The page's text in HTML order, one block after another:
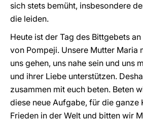
sich stets bemüht, insbesondere
die leiden.
Heute ist der Tag des Bittgebets
von Pompeji. Unsere Mutter Maria
uns gehen, uns nahe sein und uns
und ihrer Liebe unterstützen.
zusammen mit euch beten. Beten
diese neue Aufgabe, für die ganze
Frieden in der Welt und bitten wir